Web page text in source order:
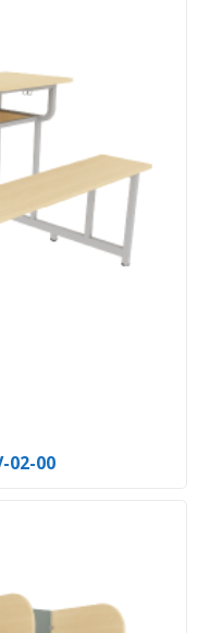
02-00